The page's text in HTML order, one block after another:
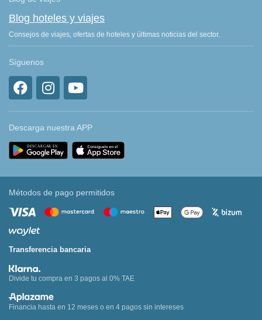
Blog hoteles y viajes
Consejos de viajes, ofertas de hoteles y últimas noticias del sector.
Síguenos
Descarga nuestra APP
Métodos de pago permitidos
Transferencia bancaria
Divide tu compra en 3 pagos al 0% TAE
Financia hasta en 12 meses o en 4 pagos sin intereses